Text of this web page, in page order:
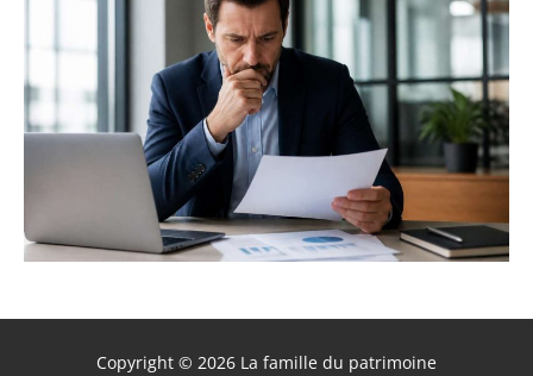
Copyright © 2026 La famille du patrimoine